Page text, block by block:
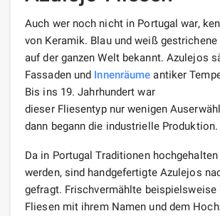
Auch wer noch nicht in Portugal war,
von Keramik. Blau und weiß
auf der ganzen Welt bekannt. Azulejos
Fassaden und Innenräume antiker
Bis ins 19. Jahrhundert war
dieser Fliesentyp nur wenigen
dann begann die industrielle Produktion.
Da in Portugal Traditionen
werden, sind handgefertigte Azulejos
gefragt. Frischvermählte beispielsweise
Fliesen mit ihrem Namen und dem